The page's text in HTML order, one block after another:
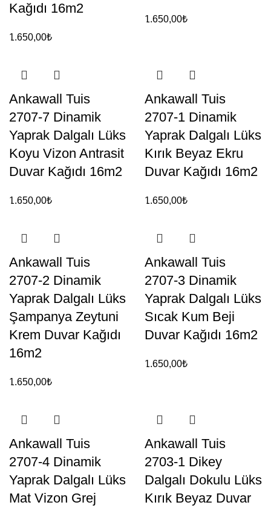
Kağıdı 16m2
1.650,00₺
1.650,00₺
Ankawall Tuis
2707-7 Dinamik
Yaprak Dalgalı Lüks
Koyu Vizon Antrasit
Duvar Kağıdı 16m2
1.650,00₺
Ankawall Tuis
2707-1 Dinamik
Yaprak Dalgalı Lüks
Kırık Beyaz Ekru
Duvar Kağıdı 16m2
1.650,00₺
Ankawall Tuis
2707-2 Dinamik
Yaprak Dalgalı Lüks
Şampanya Zeytuni
Krem Duvar Kağıdı
16m2
1.650,00₺
Ankawall Tuis
2707-3 Dinamik
Yaprak Dalgalı Lüks
Sıcak Kum Beji
Duvar Kağıdı 16m2
1.650,00₺
Ankawall Tuis
2707-4 Dinamik
Yaprak Dalgalı Lüks
Mat Vizon Grej
Ankawall Tuis
2703-1 Dikey
Dalgalı Dokulu Lüks
Kırık Beyaz Duvar